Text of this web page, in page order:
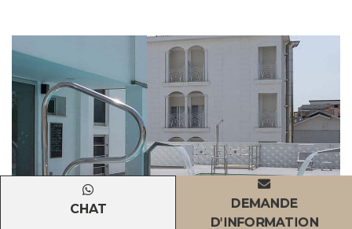
CHAT
DEMANDE
D'INFORMATION